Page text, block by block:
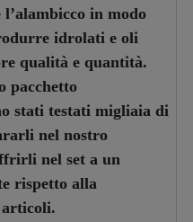
in modo
idrolati e oli
qualità e quantità.
pacchetto
stati testati migliaia di
nel nostro
nel set a un
rispetto alla
articoli.